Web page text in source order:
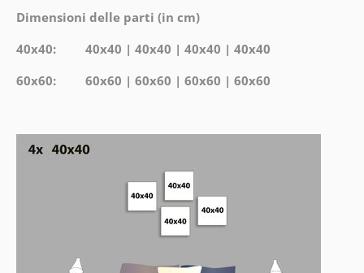
Dimensioni delle parti (in cm)
40x40: 40x40 | 40x40 | 40x40 | 40x40
60x60: 60x60 | 60x60 | 60x60 | 60x60